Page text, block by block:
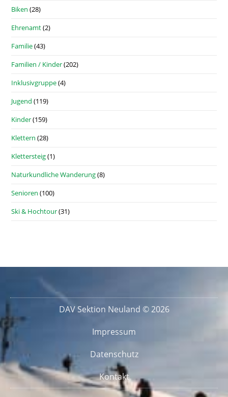
Biken (28)
Ehrenamt(2)
Familie(43)
Familien / Kinder(202)
Inklusivgruppe(4)
Jugend (119)
Kinder(159)
Klettern (28)
Klettersteig(1)
Naturkundliche Wanderung(8)
Senioren (100)
Ski & Hochtour(31)
DAV Sektion Neuland © 2026
Impressum
Datenschutz
Kontakt